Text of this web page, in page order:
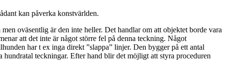
kan påverka konstvärlden.
oväsentlig är den inte heller. Det handlar om att objektet borde vara
att det inte är något större fel på denna teckning. Något
har t ex inga direkt ”slappa” linjer. Den bygger på ett antal
teckningar. Efter hand blir det möjligt att styra proceduren